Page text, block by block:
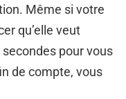
Même si votre
qu’elle veut
pour vous
de compte, vous